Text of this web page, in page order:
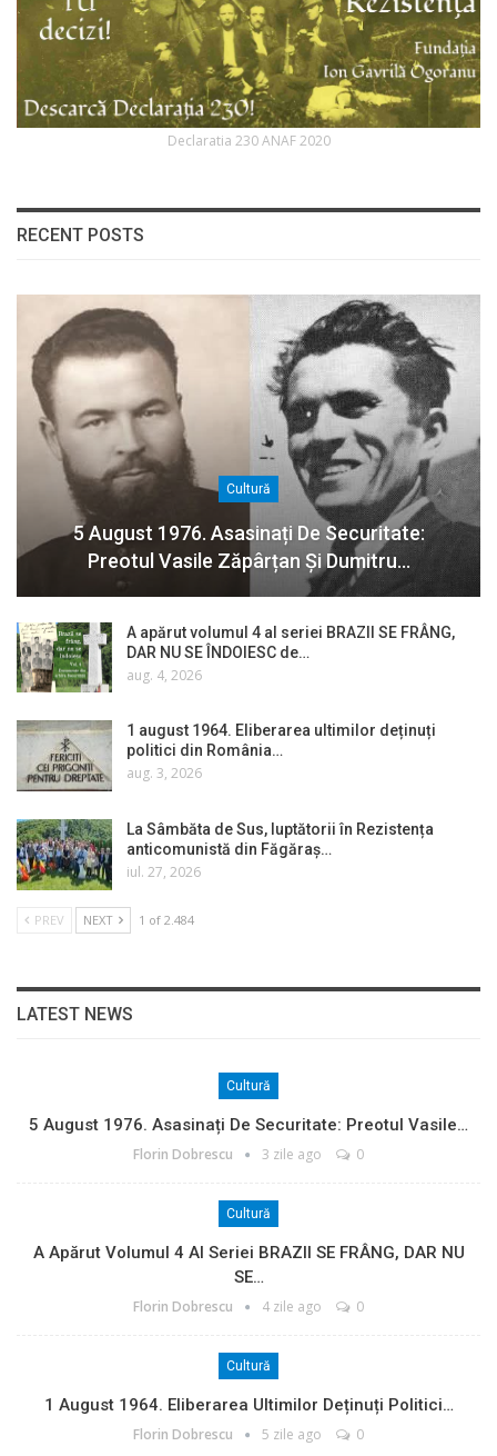
Declaratia 230 ANAF 2020
RECENT POSTS
Cultură
5 August 1976. Asasinați De Securitate:
Preotul Vasile Zăpârțan Și Dumitru…
A apărut volumul 4 al seriei BRAZII SE FRÂNG,
DAR NU SE ÎNDOIESC de…
aug. 4, 2026
1 august 1964. Eliberarea ultimilor deținuți
politici din România…
aug. 3, 2026
La Sâmbăta de Sus, luptătorii în Rezistența
anticomunistă din Făgăraș…
iul. 27, 2026
PREV NEXT 1 of 2.484
LATEST NEWS
Cultură
5 August 1976. Asasinați De Securitate: Preotul Vasile…
Florin Dobrescu 3 zile ago 0
Cultură
A Apărut Volumul 4 Al Seriei BRAZII SE FRÂNG, DAR NU
SE…
Florin Dobrescu 4 zile ago 0
Cultură
1 August 1964. Eliberarea Ultimilor Deținuți Politici…
Florin Dobrescu 5 zile ago 0